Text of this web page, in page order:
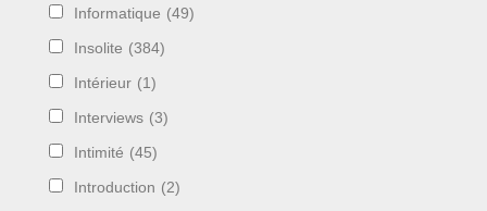
Informatique (49)
Insolite (384)
Intérieur (1)
Interviews (3)
Intimité (45)
Introduction (2)